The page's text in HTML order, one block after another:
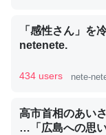
論文では「淡水
利だから両方が
「感性さん」を
netenete.
434 users nete-
高市首相のあい
…「広島への思